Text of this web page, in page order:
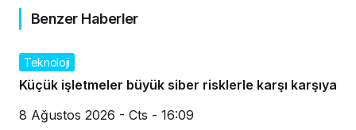
Benzer Haberler
Teknoloji
Küçük işletmeler büyük siber risklerle karşı karşıya
8 Ağustos 2026 - Cts - 16:09